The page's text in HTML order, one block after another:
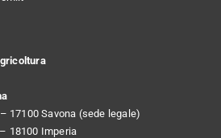
17100 Savona (sede legale)
18100 Imperia